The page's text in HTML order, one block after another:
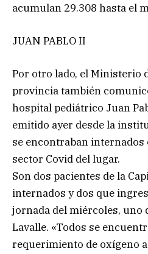
acumulan 29.308 hasta el
JUAN PABLO II
Por otro lado, el Ministerio
provincia también
hospital pediátrico Juan
emitido ayer desde la
se encontraban
sector Covid del lugar.
Son dos pacientes de la
internados y dos que
jornada del miércoles, uno
Lavalle. «Todos se
requerimiento de oxígeno